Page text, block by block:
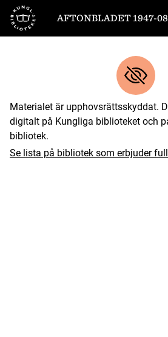
Till startsidan
AFTONBLADET 1947-
Materialet är upphovsrättsskyddat.
digitalt på Kungliga biblioteket och
bibliotek.
Se lista på bibliotek som erbjuder